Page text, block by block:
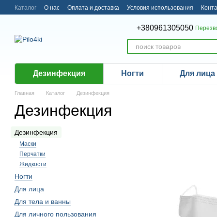
Перейти к основному контенту
Каталог О нас Оплата и доставка Условия использования
+380961305050
Дезинфекция Ногти Для лица
Главная Каталог Дезинфекция
Дезинфекция
Дезинфекция
Маски
Перчатки
Жидкости
Ногти
Для лица
Для тела и ванны
Для личного пользования